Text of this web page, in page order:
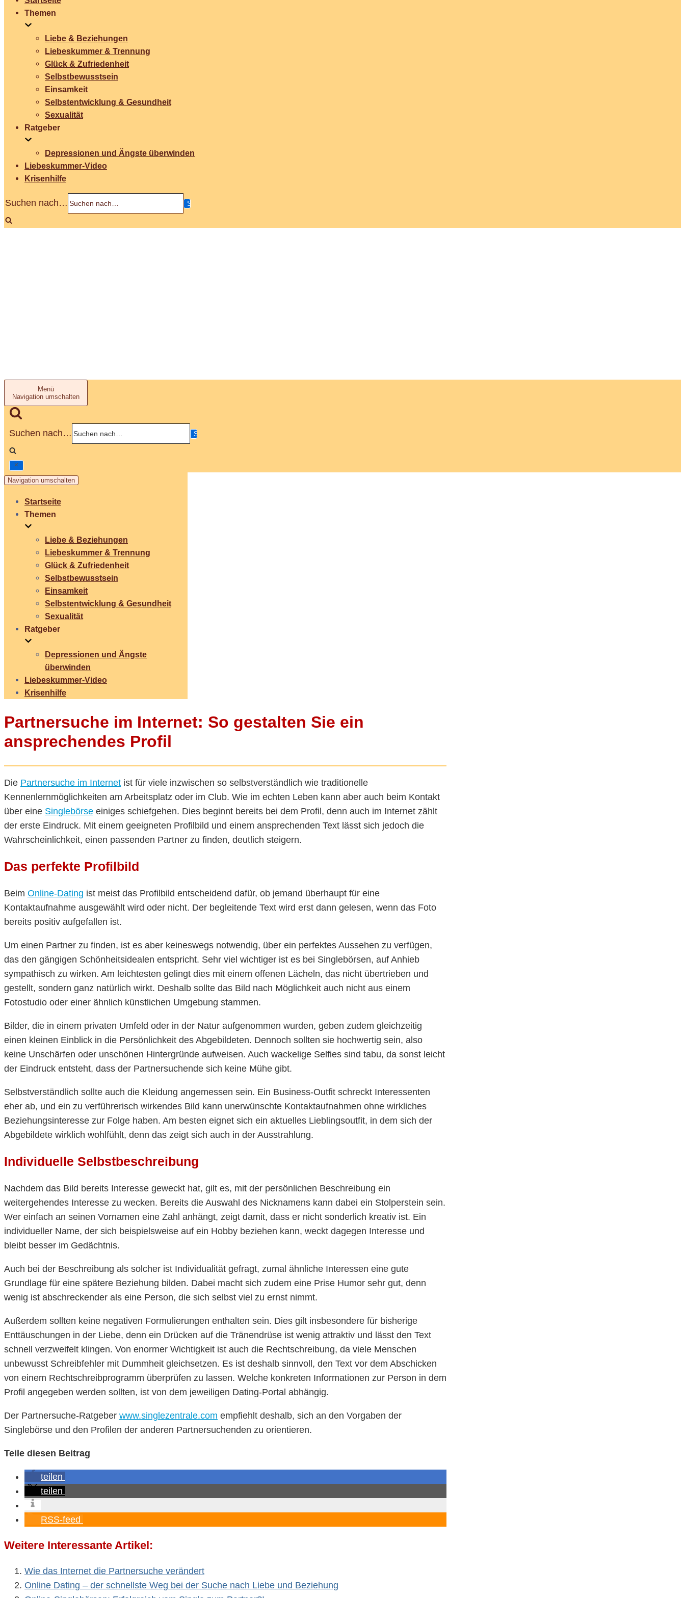
Themen
Liebe & Beziehungen
Liebeskummer & Trennung
Glück & Zufriedenheit
Selbstbewusstsein
Einsamkeit
Selbstentwicklung & Gesundheit
Sexualität
Ratgeber
Depressionen und Ängste überwinden
Liebeskummer-Video
Krisenhilfe
Suchen nach…
Menü
Navigation umschalten
Suchen nach…
Navigation umschalten
Startseite
Themen
Liebe & Beziehungen
Liebeskummer & Trennung
Glück & Zufriedenheit
Selbstbewusstsein
Einsamkeit
Selbstentwicklung & Gesundheit
Sexualität
Ratgeber
Depressionen und Ängste
überwinden
Liebeskummer-Video
Krisenhilfe
Partnersuche im Internet: So gestalten Sie ein
ansprechendes Profil
Die Partnersuche im Internet ist für viele inzwischen so selbstverständlich wie traditionelle
Kennenlernmöglichkeiten am Arbeitsplatz oder im Club. Wie im echten Leben kann aber auch beim Kontakt
über eine Singlebörse einiges schiefgehen. Dies beginnt bereits bei dem Profil, denn auch im Internet zählt
der erste Eindruck. Mit einem geeigneten Profilbild und einem ansprechenden Text lässt sich jedoch die
Wahrscheinlichkeit, einen passenden Partner zu finden, deutlich steigern.
Das perfekte Profilbild
Beim Online-Dating ist meist das Profilbild entscheidend dafür, ob jemand überhaupt für eine
Kontaktaufnahme ausgewählt wird oder nicht. Der begleitende Text wird erst dann gelesen, wenn das Foto
bereits positiv aufgefallen ist.
Um einen Partner zu finden, ist es aber keineswegs notwendig, über ein perfektes Aussehen zu verfügen,
das den gängigen Schönheitsidealen entspricht. Sehr viel wichtiger ist es bei Singlebörsen, auf Anhieb
sympathisch zu wirken. Am leichtesten gelingt dies mit einem offenen Lächeln, das nicht übertrieben und
gestellt, sondern ganz natürlich wirkt. Deshalb sollte das Bild nach Möglichkeit auch nicht aus einem
Fotostudio oder einer ähnlich künstlichen Umgebung stammen.
Bilder, die in einem privaten Umfeld oder in der Natur aufgenommen wurden, geben zudem gleichzeitig
einen kleinen Einblick in die Persönlichkeit des Abgebildeten. Dennoch sollten sie hochwertig sein, also
keine Unschärfen oder unschönen Hintergründe aufweisen. Auch wackelige Selfies sind tabu, da sonst leicht
der Eindruck entsteht, dass der Partnersuchende sich keine Mühe gibt.
Selbstverständlich sollte auch die Kleidung angemessen sein. Ein Business-Outfit schreckt Interessenten
eher ab, und ein zu verführerisch wirkendes Bild kann unerwünschte Kontaktaufnahmen ohne wirkliches
Beziehungsinteresse zur Folge haben. Am besten eignet sich ein aktuelles Lieblingsoutfit, in dem sich der
Abgebildete wirklich wohlfühlt, denn das zeigt sich auch in der Ausstrahlung.
Individuelle Selbstbeschreibung
Nachdem das Bild bereits Interesse geweckt hat, gilt es, mit der persönlichen Beschreibung ein
weitergehendes Interesse zu wecken. Bereits die Auswahl des Nicknamens kann dabei ein Stolperstein sein.
Wer einfach an seinen Vornamen eine Zahl anhängt, zeigt damit, dass er nicht sonderlich kreativ ist. Ein
individueller Name, der sich beispielsweise auf ein Hobby beziehen kann, weckt dagegen Interesse und
bleibt besser im Gedächtnis.
Auch bei der Beschreibung als solcher ist Individualität gefragt, zumal ähnliche Interessen eine gute
Grundlage für eine spätere Beziehung bilden. Dabei macht sich zudem eine Prise Humor sehr gut, denn
wenig ist abschreckender als eine Person, die sich selbst viel zu ernst nimmt.
Außerdem sollten keine negativen Formulierungen enthalten sein. Dies gilt insbesondere für bisherige
Enttäuschungen in der Liebe, denn ein Drücken auf die Tränendrüse ist wenig attraktiv und lässt den Text
schnell verzweifelt klingen. Von enormer Wichtigkeit ist auch die Rechtschreibung, da viele Menschen
unbewusst Schreibfehler mit Dummheit gleichsetzen. Es ist deshalb sinnvoll, den Text vor dem Abschicken
von einem Rechtschreibprogramm überprüfen zu lassen. Welche konkreten Informationen zur Person in dem
Profil angegeben werden sollten, ist von dem jeweiligen Dating-Portal abhängig.
Der Partnersuche-Ratgeber www.singlezentrale.com empfiehlt deshalb, sich an den Vorgaben der
Singlebörse und den Profilen der anderen Partnersuchenden zu orientieren.
Teile diesen Beitrag
teilen
teilen
RSS-feed
Weitere Interessante Artikel:
Wie das Internet die Partnersuche verändert
Online Dating – der schnellste Weg bei der Suche nach Liebe und Beziehung